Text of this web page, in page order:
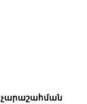
չարաշահման